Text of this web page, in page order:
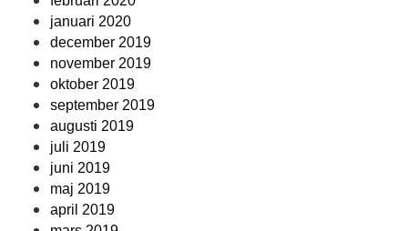
januari 2020
december 2019
november 2019
oktober 2019
september 2019
augusti 2019
juli 2019
juni 2019
maj 2019
april 2019